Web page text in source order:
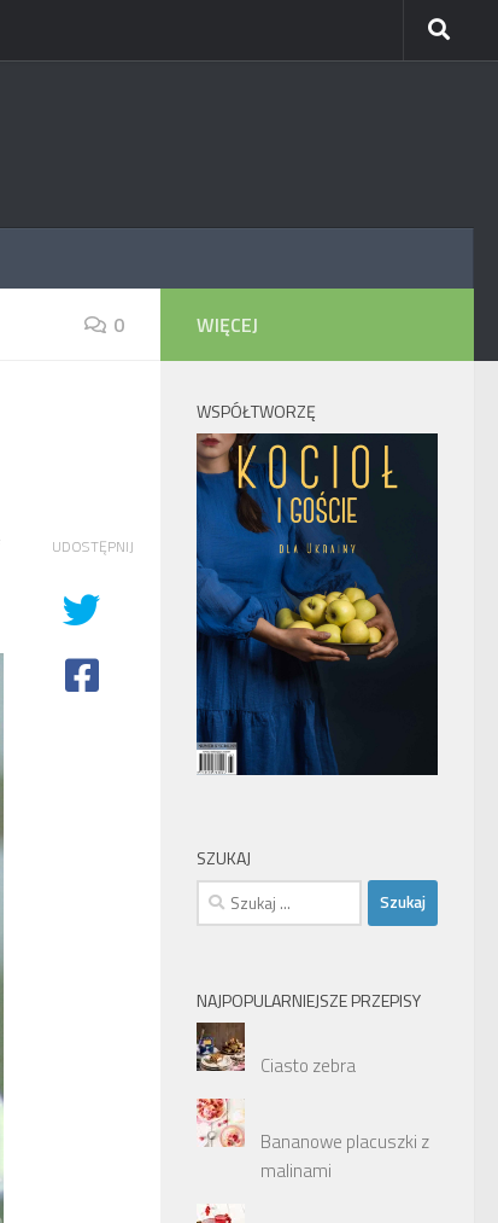
0
UDOSTĘPNIJ
WIĘCEJ
WSPÓŁTWORZĘ
SZUKAJ
Szukaj:
NAJPOPULARNIEJSZE PRZEPISY
Ciasto zebra
Bananowe placuszki z
malinami